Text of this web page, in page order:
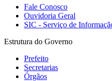
Fale Conosco
Ouvidoria Geral
SIC - Serviço de
Estrutura do Governo
Prefeito
Secretarias
Órgãos